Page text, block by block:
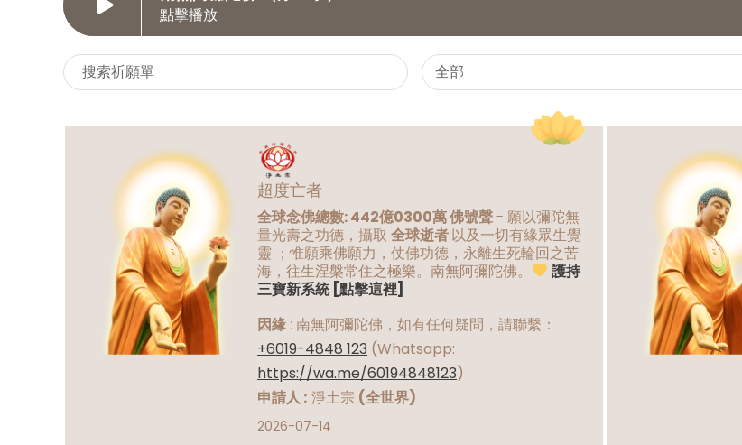
點擊播放
超度亡者
全球念佛總數: 442億0300萬 佛號聲- 願以彌陀無
量光壽之功德，攝取全球逝者以及一切有緣眾生覺
靈 ；惟願乘佛願力，仗佛功德，永離生死輪回之苦
海，往生涅槃常住之極樂。南無阿彌陀佛。
護持
三寶新系統 [點擊這裡]
因緣 :南無阿彌陀佛，如有任何疑問，請聯繫：
+6019-4848 123 (Whatsapp:
https://wa.me/60194848123)
申請人 : 淨土宗 (全世界)
2026-07-14